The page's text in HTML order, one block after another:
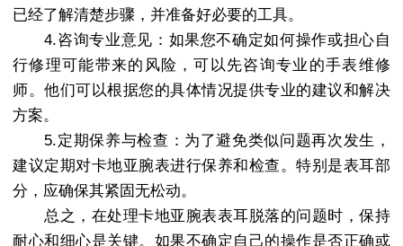
已经了解清楚步骤，并准备好必要的工具。
4.咨询专业意见：如果您不确定如何操作或担心自
行修理可能带来的风险，可以先咨询专业的手表维修
师。他们可以根据您的具体情况提供专业的建议和解决
方案。
5.定期保养与检查：为了避免类似问题再次发生，
建议定期对卡地亚腕表进行保养和检查。特别是表耳部
分，应确保其紧固无松动。
总之，在处理卡地亚腕表表耳脱落的问题时，保持
耐心和细心是关键。如果不确定自己的操作是否正确或